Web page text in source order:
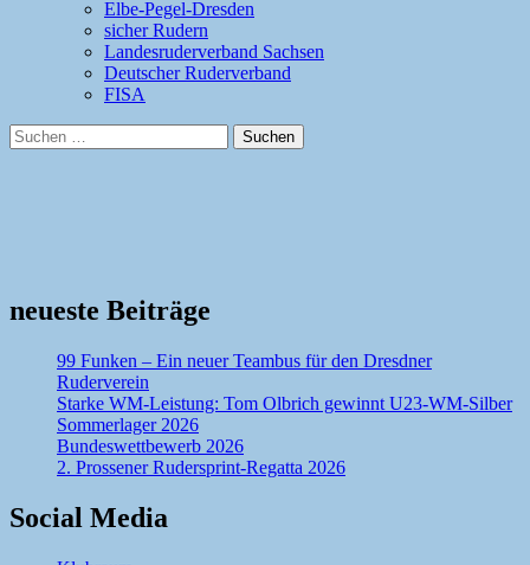
Elbe-Pegel-Dresden
sicher Rudern
Landesruderverband Sachsen
Deutscher Ruderverband
FISA
Suchen
nach:
neueste Beiträge
99 Funken – Ein neuer Teambus für den Dresdner
Ruderverein
Starke WM-Leistung: Tom Olbrich gewinnt U23-WM-Silber
Sommerlager 2026
Bundeswettbewerb 2026
2. Prossener Rudersprint-Regatta 2026
Social Media